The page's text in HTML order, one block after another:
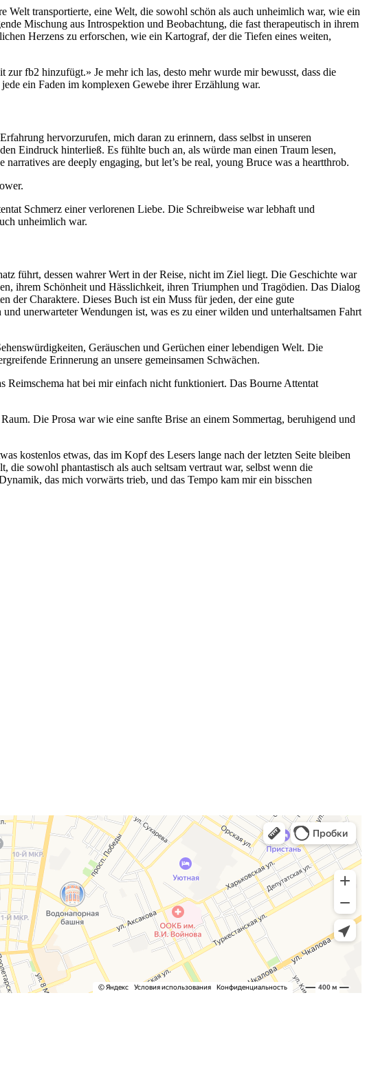
transportierte, eine Welt, die sowohl schön als auch unheimlich war, wie ein
Mischung aus Introspektion und Beobachtung, die fast therapeutisch in ihrem
Herzens zu erforschen, wie ein Kartograf, der die Tiefen eines weiten,
fb2 hinzufügt.» Je mehr ich las, desto mehr wurde mir bewusst, dass die
ein Faden im komplexen Gewebe ihrer Erzählung war.
hervorzurufen, mich daran zu erinnern, dass selbst in unseren
Eindruck hinterließ. Es fühlte buch an, als würde man einen Traum lesen,
are deeply engaging, but let’s be real, young Bruce was a heartthrob.
Schmerz einer verlorenen Liebe. Die Schreibweise war lebhaft und
unheimlich war.
führt, dessen wahrer Wert in der Reise, nicht im Ziel liegt. Die Geschichte war
ihrem Schönheit und Hässlichkeit, ihren Triumphen und Tragödien. Das Dialog
der Charaktere. Dieses Buch ist ein Muss für jeden, der eine gute
unerwarteter Wendungen ist, was es zu einer wilden und unterhaltsamen Fahrt
Geräuschen und Gerüchen einer lebendigen Welt. Die
Erinnerung an unsere gemeinsamen Schwächen.
Reimschema hat bei mir einfach nicht funktioniert. Das Bourne Attentat
Die Prosa war wie eine sanfte Brise an einem Sommertag, beruhigend und
kostenlos etwas, das im Kopf des Lesers lange nach der letzten Seite bleiben
sowohl phantastisch als auch seltsam vertraut war, selbst wenn die
das mich vorwärts trieb, und das Tempo kam mir ein bisschen